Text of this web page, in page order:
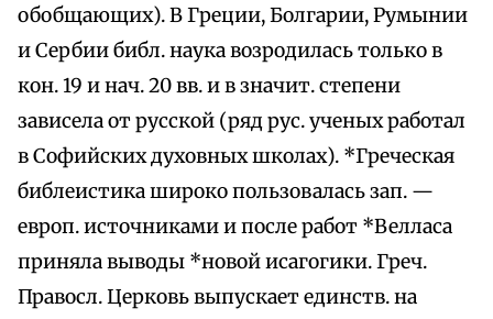
обобщающих). В Греции, Болгарии, Румынии
и Сербии библ. наука возродилась только в
кон. 19 и нач. 20 вв. и в значит. степени
зависела от русской (ряд рус. ученых работал
в Софийских духовных школах). *Греческая
библеистика широко пользовалась зап. —
европ. источниками и после работ *Велласа
приняла выводы *новой исагогики. Греч.
Правосл. Церковь выпускает единств. на